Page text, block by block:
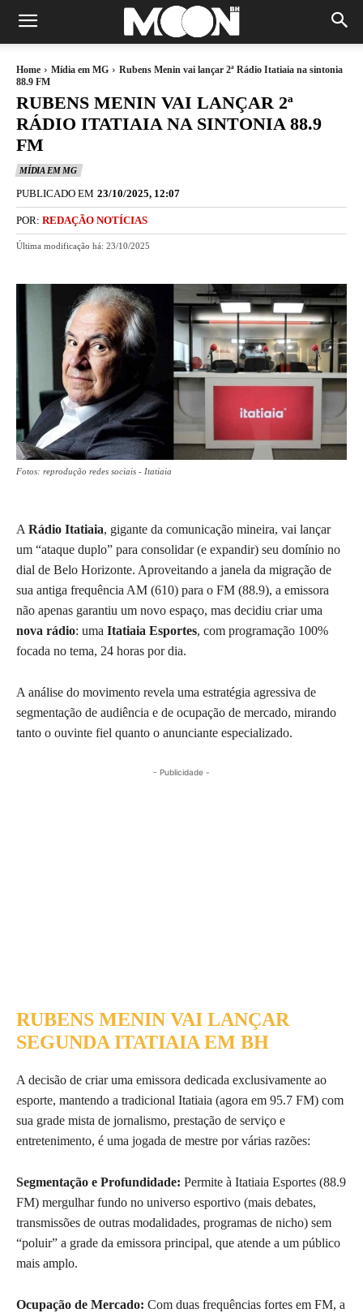
Home Mídia em MG
Rubens Menin vai lançar 2ª Rádio Itatiaia na sintonia
88.9 FM
RUBENS MENIN VAI LANÇAR 2ª
RÁDIO ITATIAIA NA SINTONIA 88.9
FM
MÍDIA EM MG
PUBLICADO EM 23/10/2025, 12:07
POR: REDAÇÃO NOTÍCIAS
Última modificação há: 23/10/2025
Fotos: reprodução redes sociais - Itatiaia
ARádio Itatiaia, gigante da comunicação mineira, vai lançar
um “ataque duplo” para consolidar (e expandir) seu domínio no
dial de Belo Horizonte. Aproveitando a janela da migração de
sua antiga frequência AM (610) para o FM (88.9), a emissora
não apenas garantiu um novo espaço, mas decidiu criar uma
nova rádio: uma Itatiaia Esportes, com programação 100%
focada no tema, 24 horas por dia.
A análise do movimento revela uma estratégia agressiva de
segmentação de audiência e de ocupação de mercado, mirando
tanto o ouvinte fiel quanto o anunciante especializado.
- Publicidade -
RUBENS MENIN VAI LANÇAR
SEGUNDA ITATIAIA EM BH
A decisão de criar uma emissora dedicada exclusivamente ao
esporte, mantendo a tradicional Itatiaia (agora em 95.7 FM) com
sua grade mista de jornalismo, prestação de serviço e
entretenimento, é uma jogada de mestre por várias razões:
Segmentação e Profundidade: Permite à Itatiaia Esportes (88.9
FM) mergulhar fundo no universo esportivo (mais debates,
transmissões de outras modalidades, programas de nicho) sem
“poluir” a grade da emissora principal, que atende a um público
mais amplo.
Ocupação de Mercado: Com duas frequências fortes em FM, a